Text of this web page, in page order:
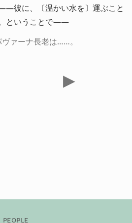
彼に、〔温かい水を〕運ぶこと
ということで――
ァーナ長老は……。
▶
People